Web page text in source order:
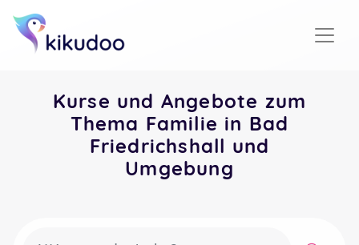
Kurse und Angebote zum
Thema Familie in Bad
Friedrichshall und
Umgebung